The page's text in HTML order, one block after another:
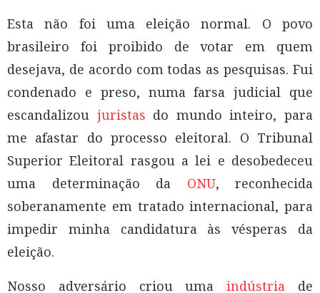
Esta não foi uma eleição normal. O povo
brasileiro foi proibido de votar em quem
desejava, de acordo com todas as pesquisas. Fui
condenado e preso, numa farsa judicial que
escandalizou juristas do mundo inteiro, para
me afastar do processo eleitoral. O Tribunal
Superior Eleitoral rasgou a lei e desobedeceu
uma determinação da ONU, reconhecida
soberanamente em tratado internacional, para
impedir minha candidatura às vésperas da
eleição.
Nosso adversário criou umaindústria de